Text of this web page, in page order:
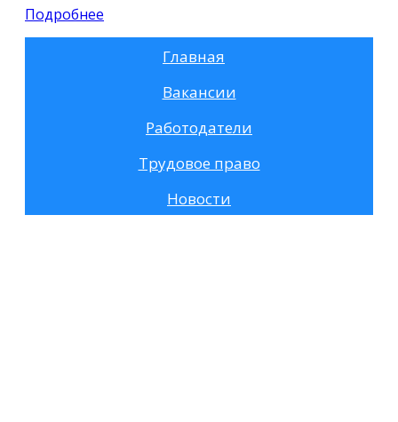
Подробнее
Главная
Вакансии
Работодатели
Трудовое право
Новости